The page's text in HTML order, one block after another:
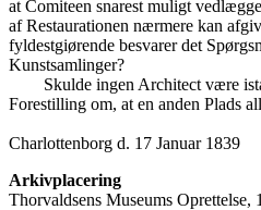
at Comiteen snarest muligt
af Restaurationen nærmere kan
fyldestgiørende besvarer det
Kunstsamlinger?
Skulde ingen Architect være
Forestilling om, at en anden Plads
Charlottenborg d. 17 Januar 1839
Arkivplacering
Thorvaldsens Museums Oprettelse,